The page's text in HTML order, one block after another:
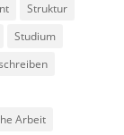
Struktur
Studium
Arbeit